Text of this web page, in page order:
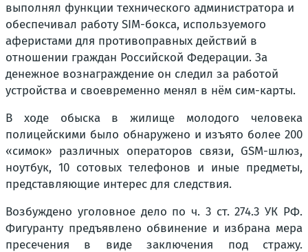
выполнял функции технического администратора и
обеспечивал работу SIM-бокса, используемого
аферистами для противоправных действий в
отношении граждан Российской Федерации. За
денежное вознаграждение он следил за работой
устройства и своевременно менял в нём сим-карты.
В ходе обыска в жилище молодого человека
полицейскими было обнаружено и изъято более 200
«симок» различных операторов связи, GSM-шлюз,
ноутбук, 10 сотовых телефонов и иные предметы,
представляющие интерес для следствия.
Возбуждено уголовное дело по ч. 3 ст. 274.3 УК РФ.
Фигуранту предъявлено обвинение и избрана мера
пресечения в виде заключения под стражу.